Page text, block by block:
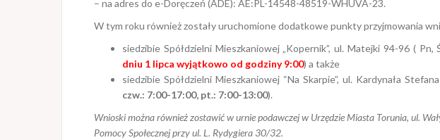
– na adres do e-Doręczeń (ADE): AE:PL-14548-48519-WHUVA-23.
W tym roku również zostały uruchomione dodatkowe punkty przyjmowania
siedzibie Spółdzielni Mieszkaniowej „Kopernik”, ul. Matejki 94-96 ( Pn,
dniu 1 lipca wyjątkowo od godziny 9:00) a także
siedzibie Spółdzielni Mieszkaniowej “Na Skarpie”, ul. Kardynała
czw.: 7:00-17:00, pt.: 7:00-13:00).
Wnioski można również zostawić w urnie podawczej w Urzędzie Miasta Torunia, ul.
Pomocy Społecznej przy ul. L. Rydygiera 30/32.